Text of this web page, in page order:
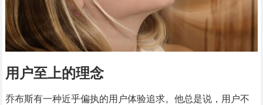
用户至上的理念
乔布斯有一种近乎偏执的用户体验追求。他总是说，用户不